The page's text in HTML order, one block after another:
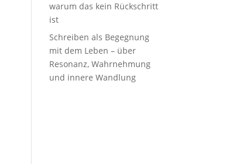
warum das kein Rückschritt
ist
Schreiben als Begegnung
mit dem Leben – über
Resonanz, Wahrnehmung
und innere Wandlung